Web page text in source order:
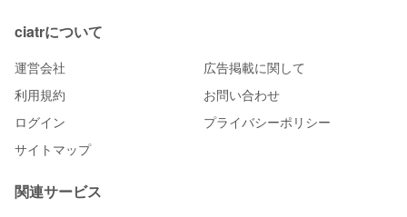
ciatrについて
運営会社
広告掲載に関して
利用規約
お問い合わせ
ログイン
プライバシーポリシー
サイトマップ
関連サービス